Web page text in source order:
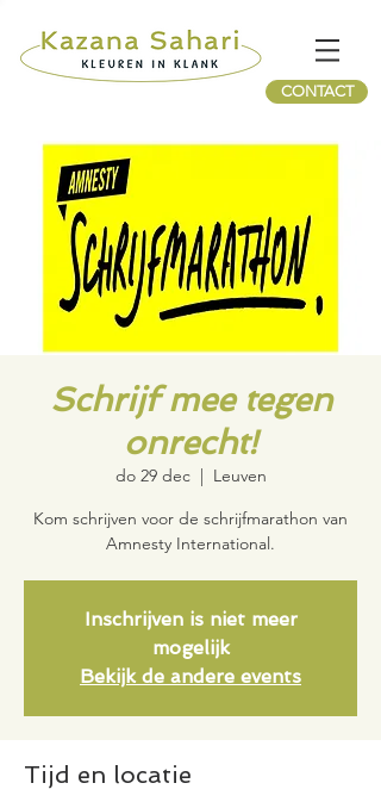
CONTACT
Schrijf mee tegen
onrecht!
do 29 dec
  |
Leuven
Kom schrijven voor de schrijfmarathon van
Amnesty International.
Inschrijven is niet meer
mogelijk
Bekijk de andere events
Tijd en locatie